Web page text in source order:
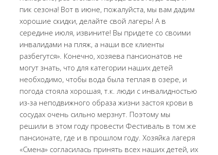
пик сезона! Вот в июне, пожалуйста, мы вам дадим
хорошие скидки, делайте свой лагерь! А в
середине июля, извините! Вы придете со своими
инвалидами на пляж, а наши все клиенты
разбегутся». Конечно, хозяева пансионатов не
могут знать, что для категории наших детей
необходимо, чтобы вода была теплая в озере, и
погода стояла хорошая, т.к. люди с инвалидностью
из-за неподвижного образа жизни застоя крови в
сосудах очень сильно мерзнут. Поэтому мы
решили в этом году провести Фестиваль в том же
пансионате, где и в прошлом году. Хозяйка лагеря
«Смена» согласилась принять всех наших детей, их